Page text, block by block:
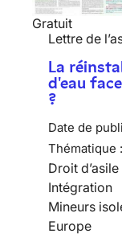
Gratuit
Lettre de
La
d'eau
?
Date de
Thématique :
Droit d’asile
Intégration
Mineurs
Europe